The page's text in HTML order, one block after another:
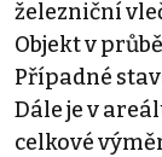
železniční
Objekt v
Případné
Dále je v
celkové